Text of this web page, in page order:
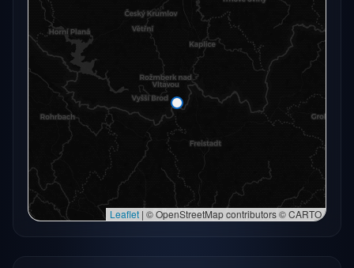
Radarový snímek momentálně není dostupný.
Otevřít v plné mapě
Zkusit znovu
Otevřít v plné mapě →
Leaflet | © OpenStreetMap contributors © CARTO